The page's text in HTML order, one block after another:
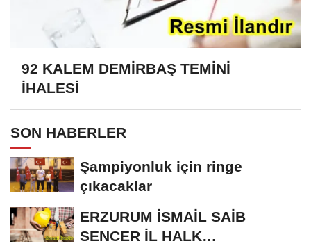
92 KALEM DEMİRBAŞ TEMİNİ
İHALESİ
SON HABERLER
Şampiyonluk için ringe
çıkacaklar
ERZURUM İSMAİL SAİB
SENCER İL HALK